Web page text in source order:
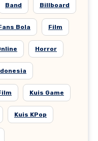
Band Billboard
Bola Film
Horror
Kuis Game
Kuis KPop